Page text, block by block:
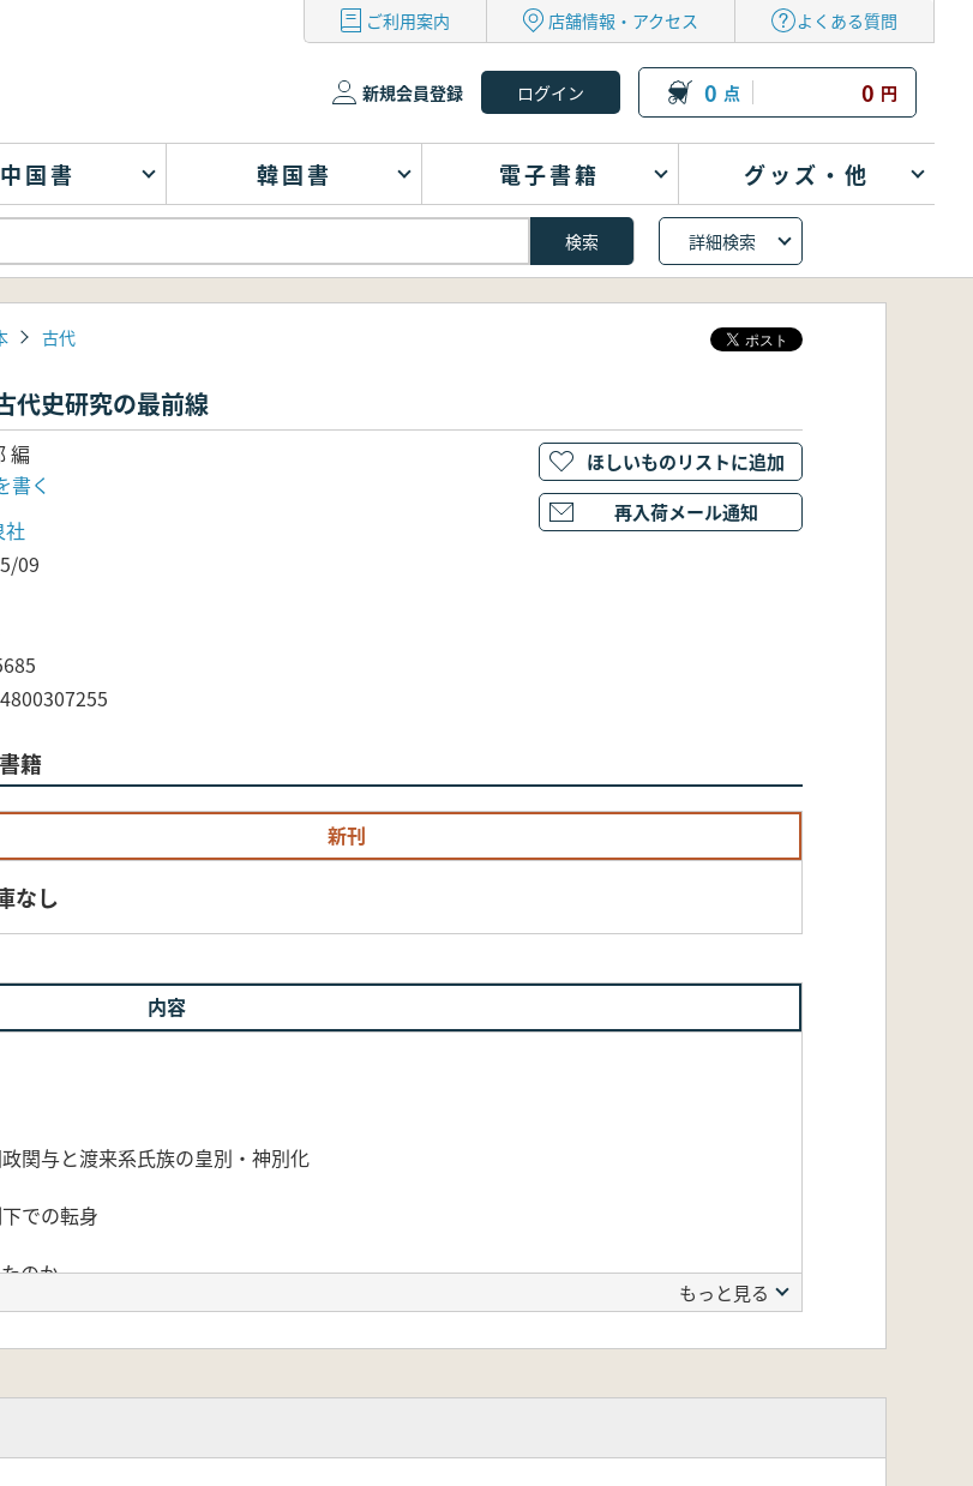
ご利用案内 店舗情報・アクセス よくある質問
新規会員登録 0 点 0 円
中国書 韓国書 電子書籍 グッズ・他
詳細検索
古代
代史研究の最前線
編
書く
社
09
籍
新刊
なし
ほしいものリストに追加
再入荷メール通知
内容
与と渡来系氏族の皇別・神別化
での転身
のか
もっと見る